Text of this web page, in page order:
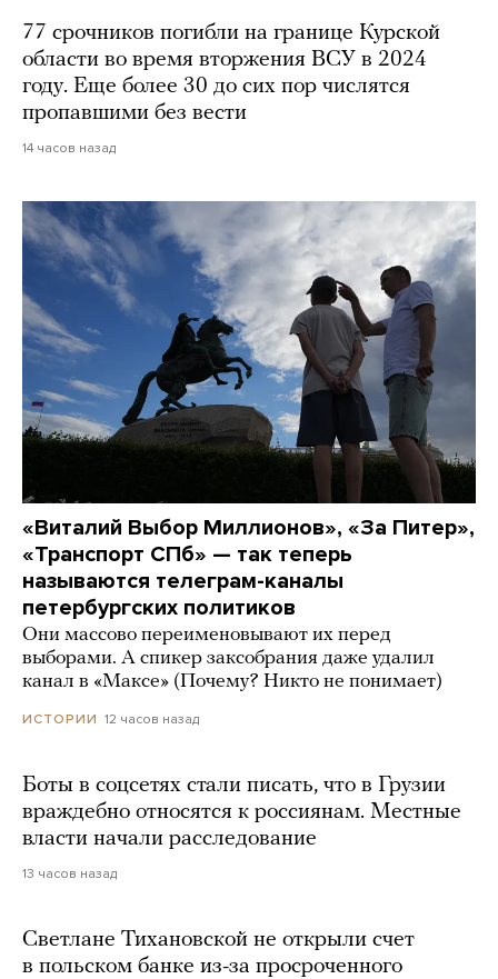
77 срочников погибли на границе Курской
области во время вторжения ВСУ в 2024
году. Еще более 30 до сих пор числятся
пропавшими без вести
14 часов назад
«Виталий Выбор Миллионов», «За Питер»,
«Транспорт СПб» — так теперь
называются телеграм-каналы
петербургских политиков
Они массово переименовывают их перед
выборами. А спикер заксобрания даже удалил
канал в «Максе» (Почему? Никто не понимает)
ИСТОРИИ 12 часов назад
Боты в соцсетях стали писать, что в Грузии
враждебно относятся к россиянам. Местные
власти начали расследование
13 часов назад
Светлане Тихановской не открыли счет
в польском банке из-за просроченного